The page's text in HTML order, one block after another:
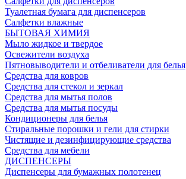
Туалетная бумага для диспенсеров
Салфетки влажные
БЫТОВАЯ ХИМИЯ
Мыло жидкое и твердое
Освежители воздуха
Пятновыводители и отбеливатели для белья
Средства для ковров
Средства для стекол и зеркал
Средства для мытья полов
Средства для мытья посуды
Кондиционеры для белья
Стиральные порошки и гели для стирки
Чистящие и дезинфицирующие средства
Средства для мебели
ДИСПЕНСЕРЫ
Диспенсеры для бумажных полотенец